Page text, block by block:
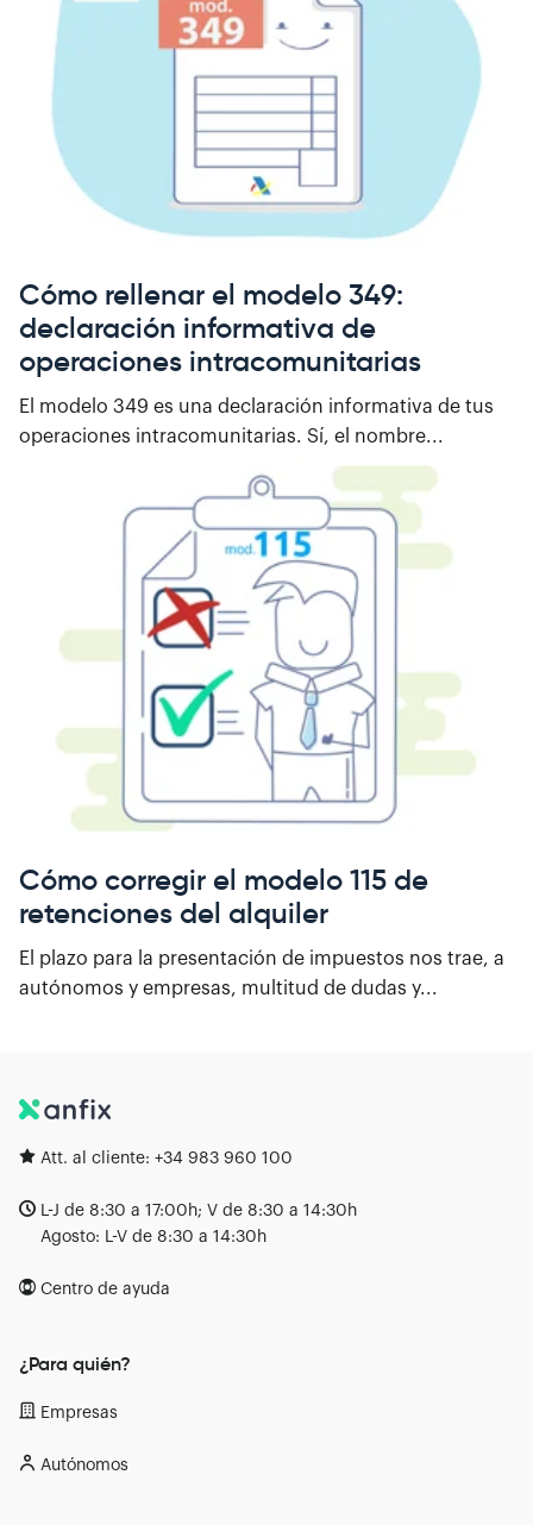
Cómo rellenar el modelo 349:
declaración informativa de
operaciones intracomunitarias
El modelo 349 es una declaración informativa de tus
operaciones intracomunitarias. Sí, el nombre...
Cómo corregir el modelo 115 de
retenciones del alquiler
El plazo para la presentación de impuestos nos trae, a
autónomos y empresas, multitud de dudas y...
Att. al cliente: +34 983 960 100
L-J de 8:30 a 17:00h; V de 8:30 a 14:30h
Agosto: L-V de 8:30 a 14:30h
Centro de ayuda
¿Para quién?
Empresas
Autónomos